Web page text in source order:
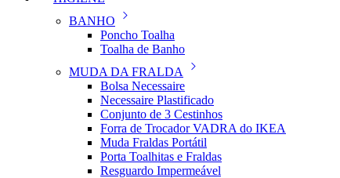
BANHO
Poncho Toalha
Toalha de Banho
MUDA DA FRALDA
Bolsa Necessaire
Necessaire Plastificado
Conjunto de 3 Cestinhos
Forra de Trocador VADRA do IKEA
Muda Fraldas Portátil
Porta Toalhitas e Fraldas
Resguardo Impermeável